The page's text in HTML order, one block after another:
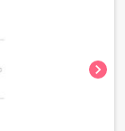
chevron_right